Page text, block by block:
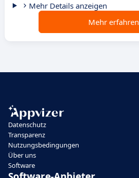
Mehr Details anzeigen
Mehr erfahren
Datenschutz
Transparenz
Nutzungsbedingungen
Über uns
Software